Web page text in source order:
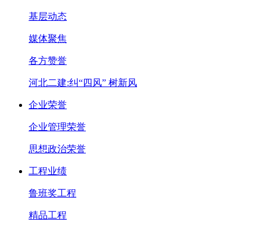
基层动态
媒体聚焦
各方赞誉
河北二建:纠“四风” 树新风
企业荣誉
企业管理荣誉
思想政治荣誉
工程业绩
鲁班奖工程
精品工程